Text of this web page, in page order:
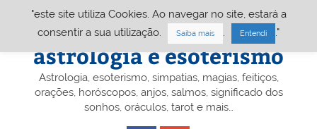
Portal A&E – Portal
astrologia e esoterismo
Astrologia, esoterismo, simpatias, magias, feitiços,
orações, horóscopos, anjos, salmos, significado dos
sonhos, oráculos, tarot e mais…
"este site utiliza Cookies. Ao navegar no site, estará a
consentir a sua utilização.
Saiba mais Entendi ."